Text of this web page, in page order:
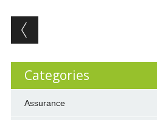
Post navigation
Categories
Assurance